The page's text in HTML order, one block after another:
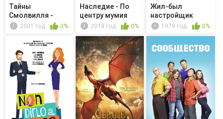
Тайны
Смолвилля -
Смертный
2001 год 0%
Наследие - По
центру мумия
идет2018 год 0%
Жил-был
настройщик
1979 год 0%